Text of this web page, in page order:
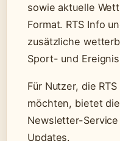
sowie aktuelle
Format. RTS Info
zusätzliche
Sport- und
Für Nutzer, die
möchten, bietet
Newsletter-
Updates.